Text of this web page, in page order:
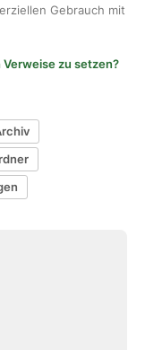
Gebrauch mit
Verweise zu setzen?